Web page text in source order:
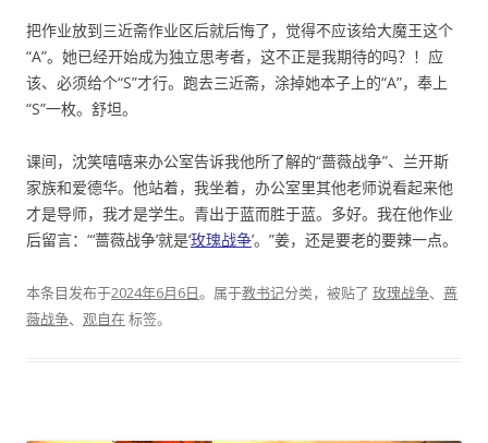
把作业放到三近斋作业区后就后悔了，觉得不应该给大魔王这个
“A”。她已经开始成为独立思考者，这不正是我期待的吗？！应
该、必须给个“S”才行。跑去三近斋，涂掉她本子上的“A”，奉上
“S”一枚。舒坦。
课间，沈笑嘻嘻来办公室告诉我他所了解的“蔷薇战争”、兰开斯
家族和爱德华。他站着，我坐着，办公室里其他老师说看起来他
才是导师，我才是学生。青出于蓝而胜于蓝。多好。我在他作业
后留言：“‘蔷薇战争’就是‘玫瑰战争’。”姜，还是要老的要辣一点。
本条目发布于2024年6月6日。属于教书记分类，被贴了 玫瑰战争、 蔷
薇战争、 观自在标签。